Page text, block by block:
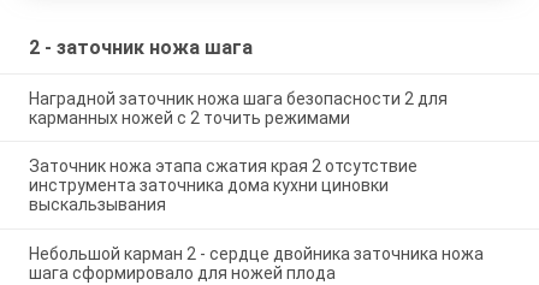
2 - заточник ножа шага
Наградной заточник ножа шага безопасности 2 для
карманных ножей с 2 точить режимами
Заточник ножа этапа сжатия края 2 отсутствие
инструмента заточника дома кухни циновки
выскальзывания
Небольшой карман 2 - сердце двойника заточника ножа
шага сформировало для ножей плода